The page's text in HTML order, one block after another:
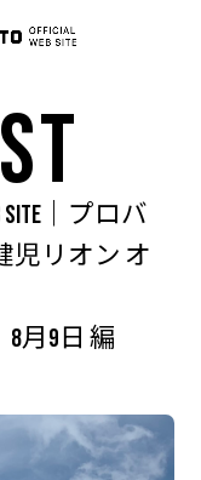
SITE｜プロバ
児リオン オ
8月9日 編